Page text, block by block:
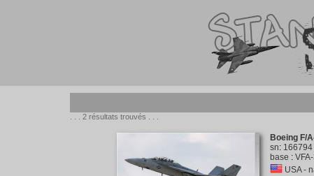
. . . 2 résultats trouvés . . .
Boeing F/
sn: 166794
base :
USA -